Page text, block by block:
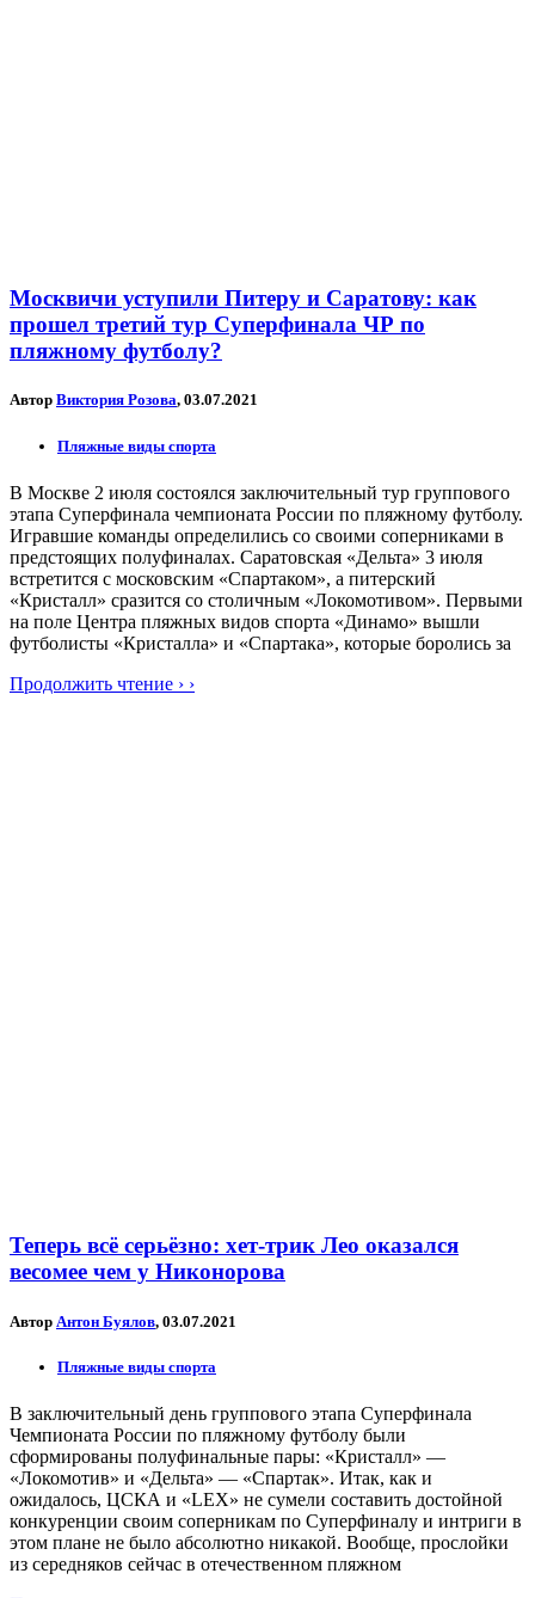
Москвичи уступили Питеру и Саратову: как
прошел третий тур Суперфинала ЧР по
пляжному футболу?
Автор Виктория Розова, 03.07.2021
Пляжные виды спорта
В Москве 2 июля состоялся заключительный тур группового
этапа Суперфинала чемпионата России по пляжному футболу.
Игравшие команды определились со своими соперниками в
предстоящих полуфиналах. Саратовская «Дельта» 3 июля
встретится с московским «Спартаком», а питерский
«Кристалл» сразится со столичным «Локомотивом». Первыми
на поле Центра пляжных видов спорта «Динамо» вышли
футболисты «Кристалла» и «Спартака», которые боролись за
Продолжить чтение › ›
Теперь всё серьёзно: хет-трик Лео оказался
весомее чем у Никонорова
Автор Антон Буялов, 03.07.2021
Пляжные виды спорта
В заключительный день группового этапа Суперфинала
Чемпионата России по пляжному футболу были
сформированы полуфинальные пары: «Кристалл» —
«Локомотив» и «Дельта» — «Спартак». Итак, как и
ожидалось, ЦСКА и «LEX» не сумели составить достойной
конкуренции своим соперникам по Суперфиналу и интриги в
этом плане не было абсолютно никакой. Вообще, прослойки
из середняков сейчас в отечественном пляжном